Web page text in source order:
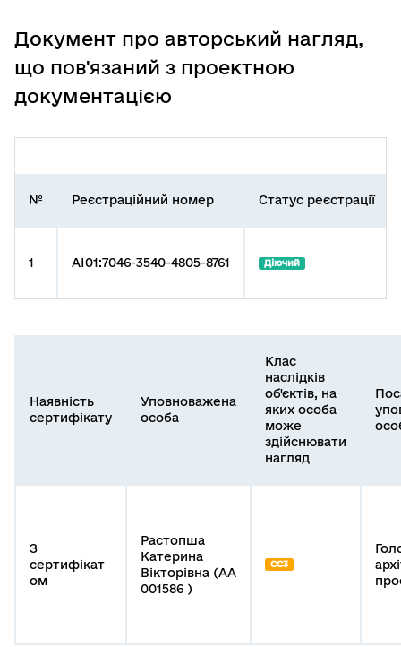
Документ про авторський нагляд,
що пов'язаний з проектною
документацією
№ Реєстраційний номер Статус реєстрації
1 AI01:7046-3540-4805-8761 Діючий
Наявність
сертифікату
Уповноважена
особа
Клас
наслідків
об'єктів, на
яких особа
може
здійснювати
нагляд
З
сертифікат
ом
Растопша
Катерина
Вікторівна (АА
001586 )
СС3